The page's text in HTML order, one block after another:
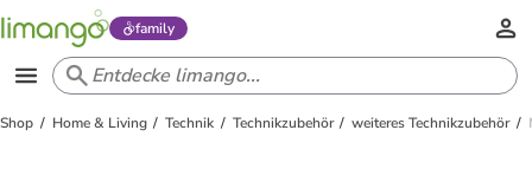
family
Shop Home & Living Technik Technikzubehör weiteres Technikzubehör